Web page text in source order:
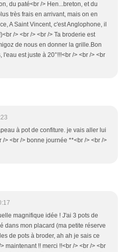
du paté<br /> Hen...breton, et du
très frais en arrivant, mais on en
A Saint Vincent, c'est Anglophone, il
/> <br /> <br /> Ta broderie est
de nous en donner la grille.Bon
l'eau est juste à 20°!!!<br /> <br /> <br
à pot de confiture. je vais aller lui
/> <br /> bonne journée **<br /> <br />
magnifique idée ! J'ai 3 pots de
dans mon placard (ma petite réserve
de pots à broder, ah ah je sais ce
maintenant !! merci !!<br /> <br /> <br